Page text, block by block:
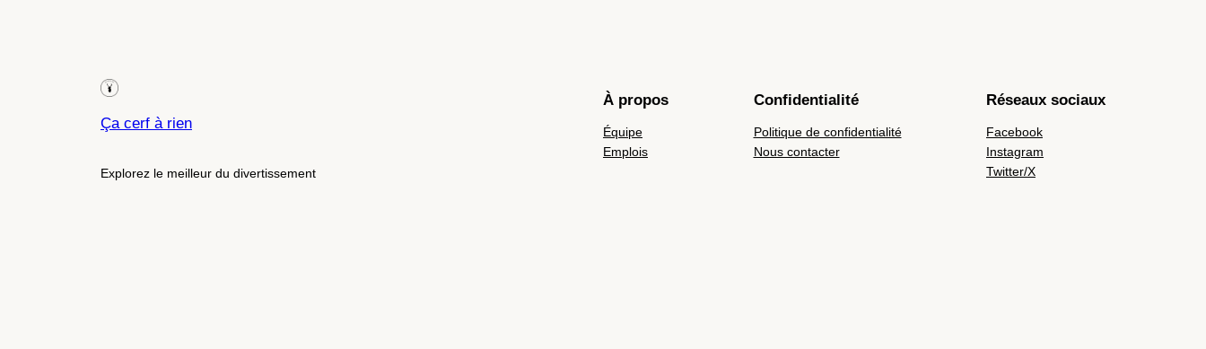
Ça cerf à rien
Explorez le meilleur du divertissement
À propos
Équipe
Emplois
Confidentialité
Politique de confidentialité
Nous contacter
Réseaux sociaux
Facebook
Instagram
Twitter/X